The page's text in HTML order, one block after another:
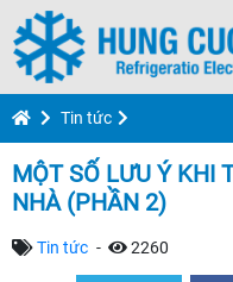
Tin tức
MỘT SỐ LƯU Ý KHI
NHÀ (PHẦN 2)
Tin tức - 2260